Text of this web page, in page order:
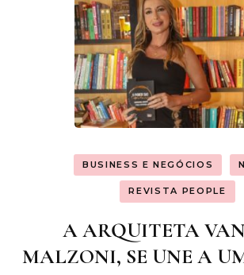
BUSINESS E NEGÓCIOS
REVISTA PEOPLE
A ARQUITETA
MALZONI, SE UNE A